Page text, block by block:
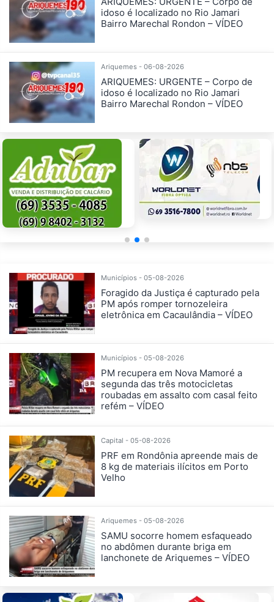
idoso é localizado no Rio Jamari
Bairro Marechal Rondon – VÍDEO
Ariquemes - 06-08-2026
ARIQUEMES: URGENTE – Corpo de
idoso é localizado no Rio Jamari
Bairro Marechal Rondon – VÍDEO
Municípios - 05-08-2026
Foragido da Justiça é capturado pela
PM após romper tornozeleira
eletrônica em Cacaulândia – VÍDEO
Municípios - 05-08-2026
PM recupera em Nova Mamoré a
segunda das três motocicletas
roubadas em assalto com casal feito
refém – VÍDEO
Capital - 05-08-2026
PRF em Rondônia apreende mais de
8 kg de materiais ilícitos em Porto
Velho
Ariquemes - 05-08-2026
SAMU socorre homem esfaqueado
no abdômen durante briga em
lanchonete de Ariquemes – VÍDEO